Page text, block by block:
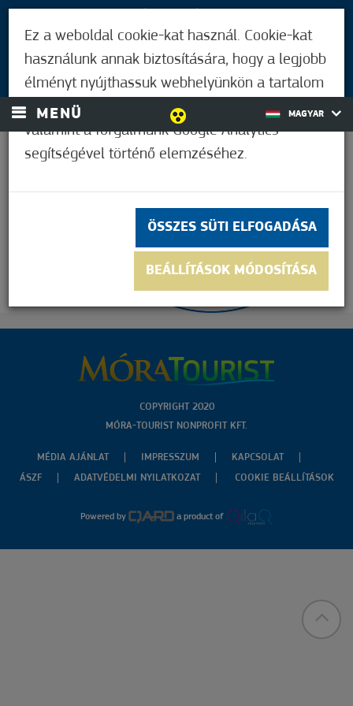
BEJELENTKEZÉS
MENÜ MAGYAR
Ez a weboldal cookie-kat használ. Cookie-kat
használunk annak biztosítására, hogy a legjobb
élményt nyújthassuk webhelyünkön a tartalom
és a hirdetések személyre szabásához,
valamint a forgalmunk Google Analytics
segítségével történő elemzéséhez.
ÖSSZES SÜTI ELFOGADÁSA
BEÁLLÍTÁSOK MÓDOSÍTÁSA
COPYRIGHT 2020
MÓRA-TOURIST NONPROFIT KFT.
MÉDIA AJÁNLAT IMPRESSZUM
KAPCSOLAT
ÁSZF
ADATVÉDELMI NYILATKOZAT COOKIE BEÁLLÍTÁSOK
Powered by a product of